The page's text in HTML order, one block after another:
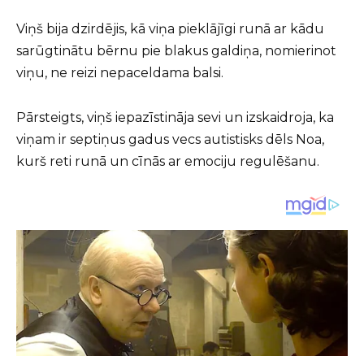
Viņš bija dzirdējis, kā viņa pieklājīgi runā ar kādu
sarūgtinātu bērnu pie blakus galdiņa, nomierinot
viņu, ne reizi nepaceldama balsi.
Pārsteigts, viņš iepazīstināja sevi un izskaidroja, ka
viņam ir septiņus gadus vecs autistisks dēls Noa,
kurš reti runā un cīnās ar emociju regulēšanu.